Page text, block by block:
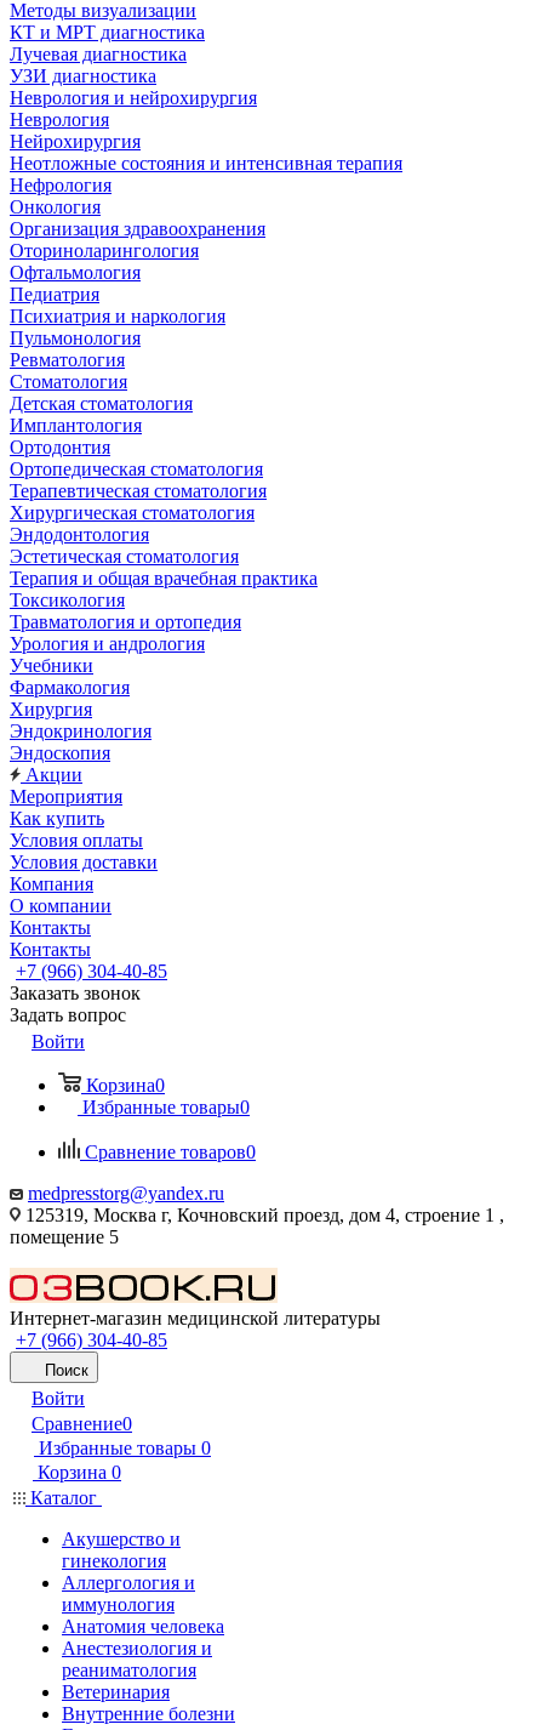
Методы визуализации
КТ и МРТ диагностика
Лучевая диагностика
УЗИ диагностика
Неврология и нейрохирургия
Неврология
Нейрохирургия
Неотложные состояния и интенсивная терапия
Нефрология
Онкология
Организация здравоохранения
Оториноларингология
Офтальмология
Педиатрия
Психиатрия и наркология
Пульмонология
Ревматология
Стоматология
Детская стоматология
Имплантология
Ортодонтия
Ортопедическая стоматология
Терапевтическая стоматология
Хирургическая стоматология
Эндодонтология
Эстетическая стоматология
Терапия и общая врачебная практика
Токсикология
Травматология и ортопедия
Урология и андрология
Учебники
Фармакология
Хирургия
Эндокринология
Эндоскопия
Акции
Мероприятия
Как купить
Условия оплаты
Условия доставки
Компания
О компании
Контакты
Контакты
+7 (966) 304-40-85
Заказать звонок
Задать вопрос
Войти
Корзина0
Избранные товары0
Сравнение товаров0
medpresstorg@yandex.ru
125319, Москва г, Кочновский проезд, дом 4, строение 1 ,
помещение 5
Интернет-магазин медицинской литературы
+7 (966) 304-40-85
Поиск
Войти
Сравнение0
Избранные товары 0
Корзина 0
Каталог
Акушерство и
гинекология
Аллергология и
иммунология
Анатомия человека
Анестезиология и
реаниматология
Ветеринария
Внутренние болезни